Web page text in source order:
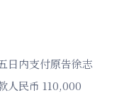
日内支付原告徐志
人民币 110,000